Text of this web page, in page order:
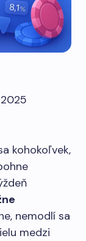
kohokoľvek,
nemodlí sa
medzi